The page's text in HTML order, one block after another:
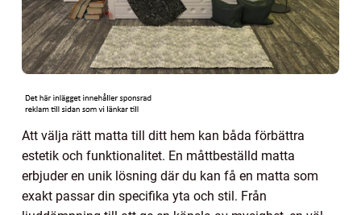
Att välja rätt matta till ditt hem kan båda förbättra
estetik och funktionalitet. En måttbeställd matta
erbjuder en unik lösning där du kan få en matta som
exakt passar din specifika yta och stil. Från